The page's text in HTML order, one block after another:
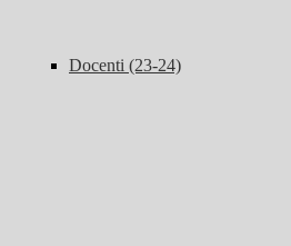
Docenti (23-24)